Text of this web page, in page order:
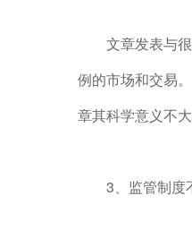
文章发表与
例的市场和交易
章其科学意义不
3、监管制度